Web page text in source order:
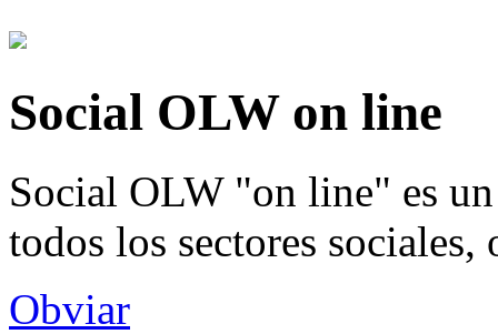
Social OLW on line
Social OLW "on line" es
todos los sectores sociales,
Obviar